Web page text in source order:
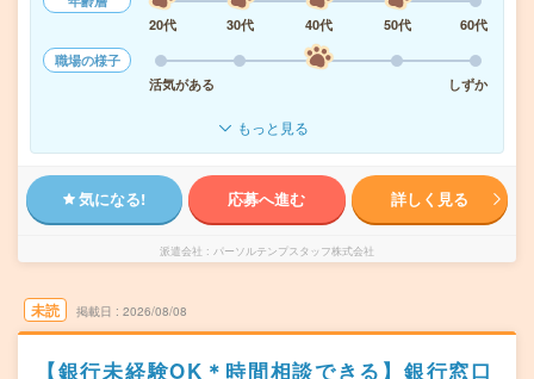
20代
30代 40代 50代
60代
職場の様子
活気がある
しずか
もっと見る
気になる! 応募へ進む 詳しく見る
派遣会社 パーソルテンプスタッフ株式会社
未読 掲載日 2026/08/08
【銀行未経験OK＊時間相談できる】銀行窓口